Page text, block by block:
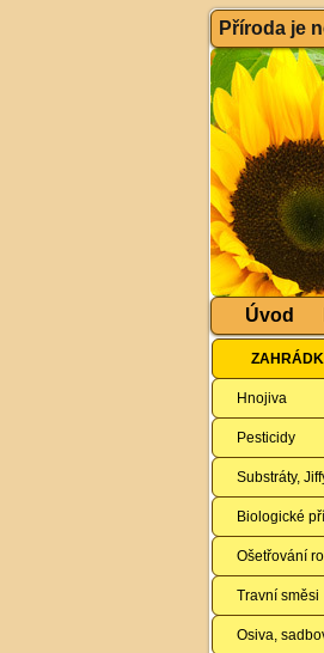
Příroda je
Úvod
Hnojiva
Pesticidy
Substráty,
Biologické
Ošetřování
Travní směsi
Osiva,